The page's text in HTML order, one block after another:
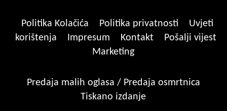
Politika Kolačića Politika privatnosti
Uvjeti
korištenja
Impresum Kontakt
Pošalji vijest
Marketing
Predaja malih oglasa / Predaja osmrtnica
Tiskano izdanje